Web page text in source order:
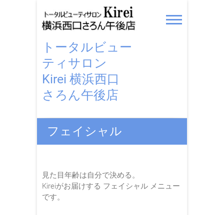
トータルビュー
ティサロン
Kirei 横浜西口
さろん午後店
フェイシャル
見た目年齢は自分で決める。
Kireiがお届けする フェイシャル メニュー
です。